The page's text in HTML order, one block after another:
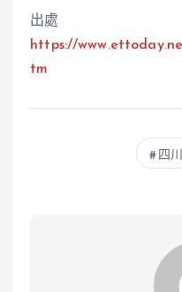
出處
https://
tm
四川